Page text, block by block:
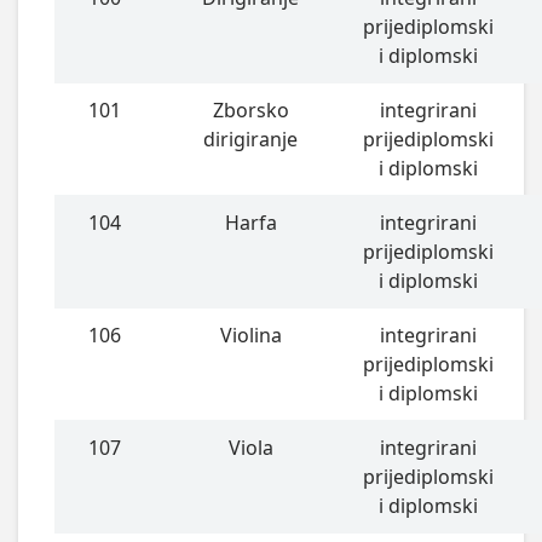
prijediplomski
i diplomski
101
Zborsko
dirigiranje
integrirani
prijediplomski
i diplomski
104 Harfa
integrirani
prijediplomski
i diplomski
106 Violina
integrirani
prijediplomski
i diplomski
107 Viola
integrirani
prijediplomski
i diplomski